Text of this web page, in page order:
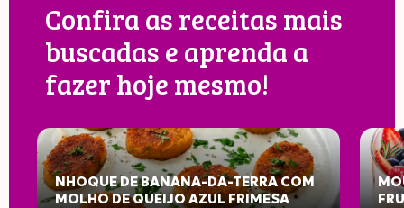
Confira as receitas mais
buscadas e aprenda a
fazer hoje mesmo!
NHOQUE DE BANANA-DA-TERRA COM
MOLHO DE QUEIJO AZUL FRIMESA